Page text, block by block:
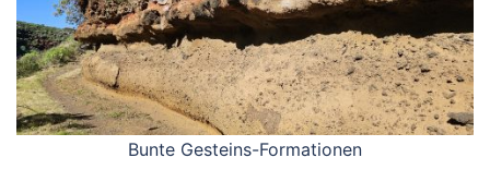
Bunte Gesteins-Formationen